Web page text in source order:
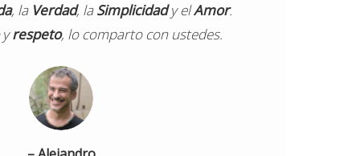
, la Verdad, laSimplicidady elAmor.
respeto, lo comparto con ustedes.